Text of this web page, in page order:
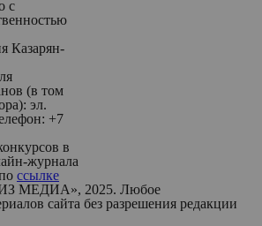
с
Казарян-
(в том
эл.
+7
в
журнала
ссылке
МЕДИА», 2025. Любое
сайта без разрешения редакции